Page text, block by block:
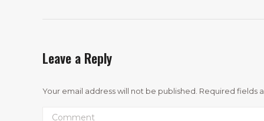
Leave a Reply
Your email address will not be published. Required fields
Comment